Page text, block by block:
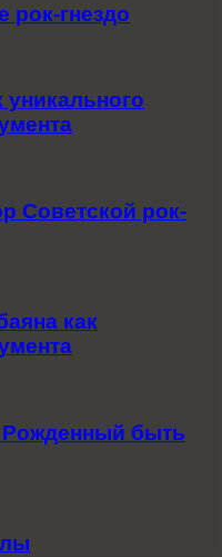
рок-гнездо
уникального
Советской рок-
как
быть